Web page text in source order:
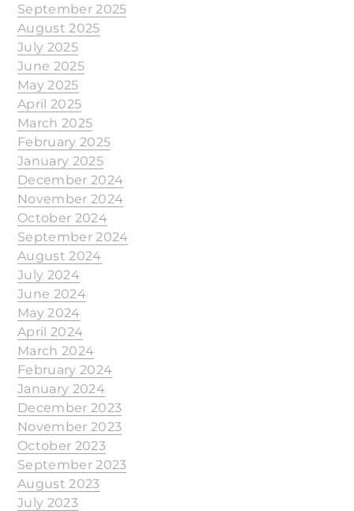
September 2025
August 2025
July 2025
June 2025
May 2025
April 2025
March 2025
February 2025
January 2025
December 2024
November 2024
October 2024
September 2024
August 2024
July 2024
June 2024
May 2024
April 2024
March 2024
February 2024
January 2024
December 2023
November 2023
October 2023
September 2023
August 2023
July 2023